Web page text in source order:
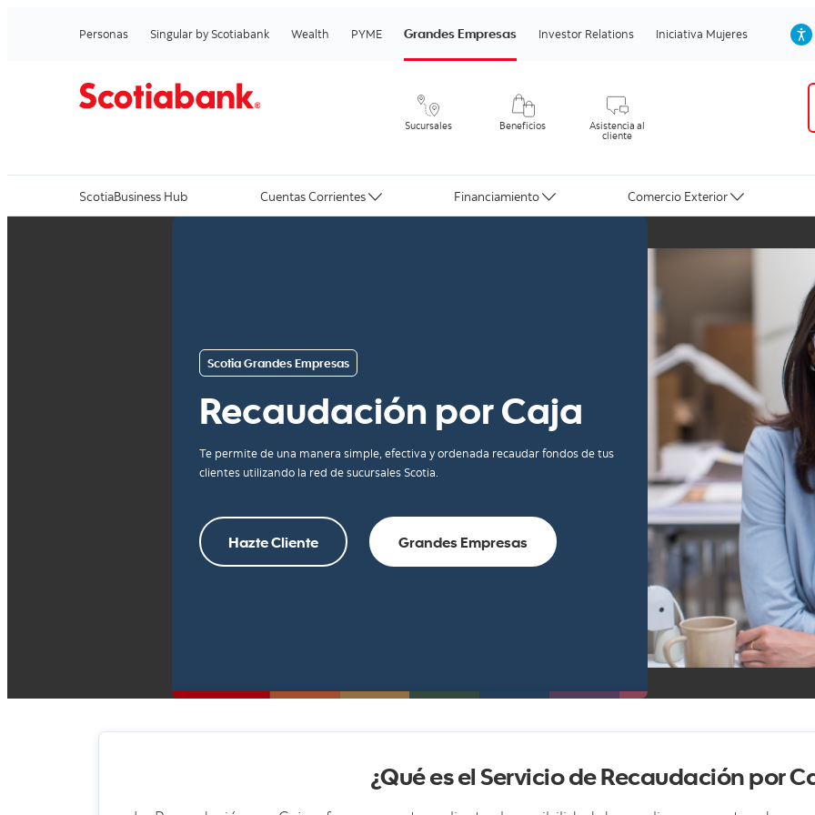
Personas Singular by Scotiabank Wealth PYME Grandes Empresas Investor Relations Iniciativa Mujeres
Sucursales Beneficios
Asistencia al
cliente
ScotiaBusiness Hub Cuentas Corrientes Financiamiento Comercio Exterior
Scotia Grandes Empresas
Recaudación por Caja
Te permite de una manera simple, efectiva y ordenada recaudar fondos de tus
clientes utilizando la red de sucursales Scotia.
Hazte Cliente Grandes Empresas
¿Qué es el Servicio de Recaudación por